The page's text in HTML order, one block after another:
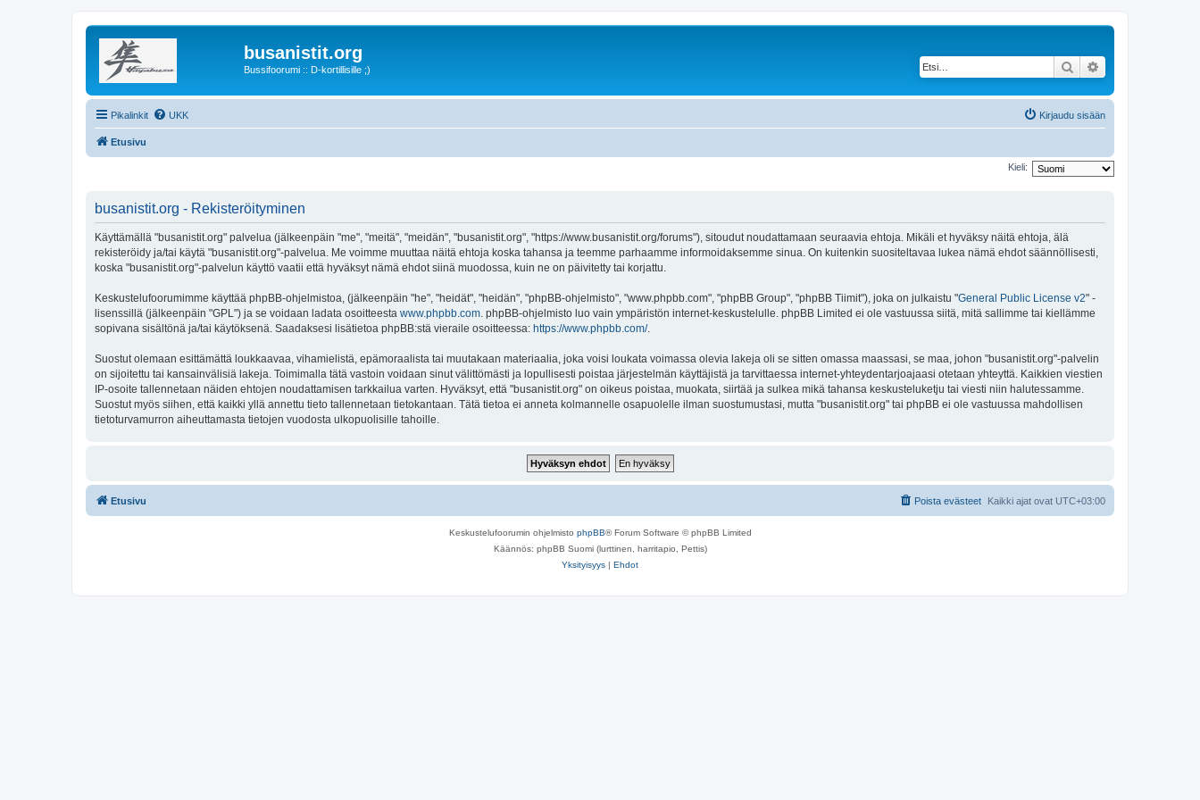
busanistit.org
Bussifoorumi :: D-kortillisille ;) Etsi
Pikalinkit UKK Kirjaudu sisään
Etusivu
Kieli:
busanistit.org - Rekisteröityminen
Käyttämällä "busanistit.org" palvelua (jälkeenpäin "me", "meitä", "meidän", "busanistit.org", "https://www.busanistit.org/forums"), sitoudut noudattamaan seuraavia ehtoja. Mikäli et hyväksy näitä ehtoja, älä
rekisteröidy ja/tai käytä "busanistit.org"-palvelua. Me voimme muuttaa näitä ehtoja koska tahansa ja teemme parhaamme informoidaksemme sinua. On kuitenkin suositeltavaa lukea nämä ehdot säännöllisesti,
koska "busanistit.org"-palvelun käyttö vaatii että hyväksyt nämä ehdot siinä muodossa, kuin ne on päivitetty tai korjattu.
Keskustelufoorumimme käyttää phpBB-ohjelmistoa, (jälkeenpäin "he", "heidät", "heidän", "phpBB-ohjelmisto", "www.phpbb.com", "phpBB Group", "phpBB Tiimit"), joka on julkaistu "General Public License v2" -
lisenssillä (jälkeenpäin "GPL") ja se voidaan ladata osoitteesta www.phpbb.com. phpBB-ohjelmisto luo vain ympäristön internet-keskustelulle. phpBB Limited ei ole vastuussa siitä, mitä sallimme tai kiellämme
sopivana sisältönä ja/tai käytöksenä. Saadaksesi lisätietoa phpBB:stä vieraile osoitteessa: https://www.phpbb.com/.
Suostut olemaan esittämättä loukkaavaa, vihamielistä, epämoraalista tai muutakaan materiaalia, joka voisi loukata voimassa olevia lakeja oli se sitten omassa maassasi, se maa, johon "busanistit.org"-palvelin
on sijoitettu tai kansainvälisiä lakeja. Toimimalla tätä vastoin voidaan sinut välittömästi ja lopullisesti poistaa järjestelmän käyttäjistä ja tarvittaessa internet-yhteydentarjoajaasi otetaan yhteyttä. Kaikkien viestien
IP-osoite tallennetaan näiden ehtojen noudattamisen tarkkailua varten. Hyväksyt, että "busanistit.org" on oikeus poistaa, muokata, siirtää ja sulkea mikä tahansa keskusteluketju tai viesti niin halutessamme.
Suostut myös siihen, että kaikki yllä annettu tieto tallennetaan tietokantaan. Tätä tietoa ei anneta kolmannelle osapuolelle ilman suostumustasi, mutta "busanistit.org" tai phpBB ei ole vastuussa mahdollisen
tietoturvamurron aiheuttamasta tietojen vuodosta ulkopuolisille tahoille.
Etusivu Kaikki ajat ovat UTC+03:00
Poista evästeet
Keskustelufoorumin ohjelmisto phpBB® Forum Software © phpBB Limited
Käännös: phpBB Suomi (lurttinen, harritapio, Pettis)
Yksityisyys | Ehdot